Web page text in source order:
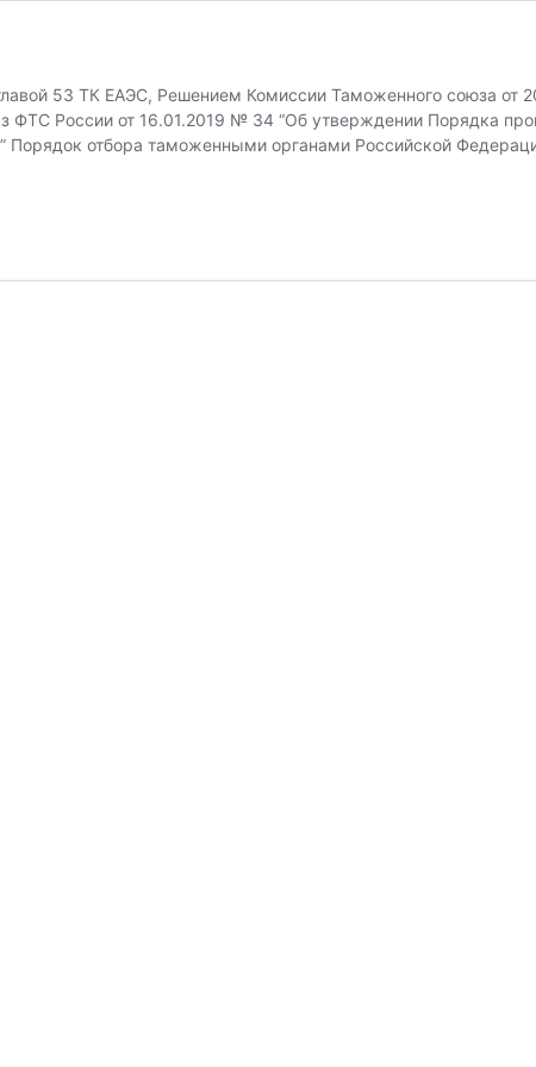
53 ТК ЕАЭС, Решением Комиссии Таможенного союза
ФТС России от 16.01.2019 № 34 “Об утверждении Порядка
Порядок отбора таможенными органами Российской